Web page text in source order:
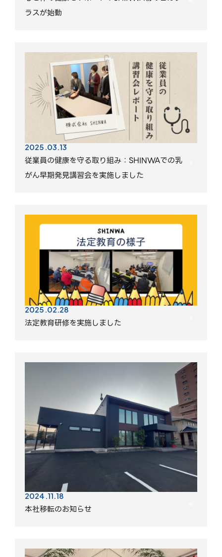
ラスが始動
2025.03.13
従業員の健康を守る取り組み：SHINWAでの乳
がん早期発見講習会を実施しました
2025.02.28
法定教育研修を実施しました
2024.11.18
本社移転のお知らせ